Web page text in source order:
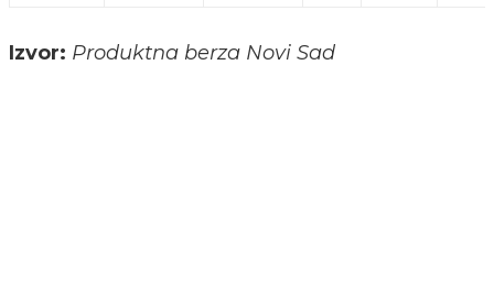
Izvor: Produktna berza Novi Sad